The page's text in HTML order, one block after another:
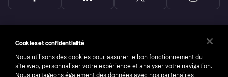
Cookies et confidentialité
Nous utilisons des cookies pour assurer le bon fonctionnement du
site web, personnaliser votre expérience et analyser votre navigation.
Nous partageons également des données avec nos partenaires